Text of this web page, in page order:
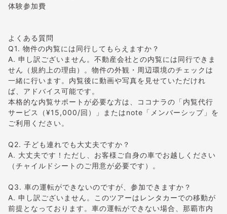
体験参加費
よくある質問
Q1. 物件の内覧には同行してもらえますか？
A. 申し訳ございません。不動産会社との内覧には同行できま
せん（規約上の理由）。物件の外観・周辺環境のチェックは
一緒に行います。内覧後に動画や写真を見せていただけれ
ば、アドバイス可能です。
本格的な内覧サポートが必要な方は、ココナラの「内覧代行
サービス（¥15,000/回）」またはnote「メンバーシップ」を
ご利用ください。
Q2. 子ども連れでも大丈夫ですか？
A. 大丈夫です！ただし、お客様ご自身の車でお越しください
（チャイルドシートのご用意が必要です）。
Q3. 車の運転ができないのですが、参加できますか？
A. 申し訳ございません。このツアーはレンタカーでの移動が
前提となっております。車の運転ができない場合、那覇市内